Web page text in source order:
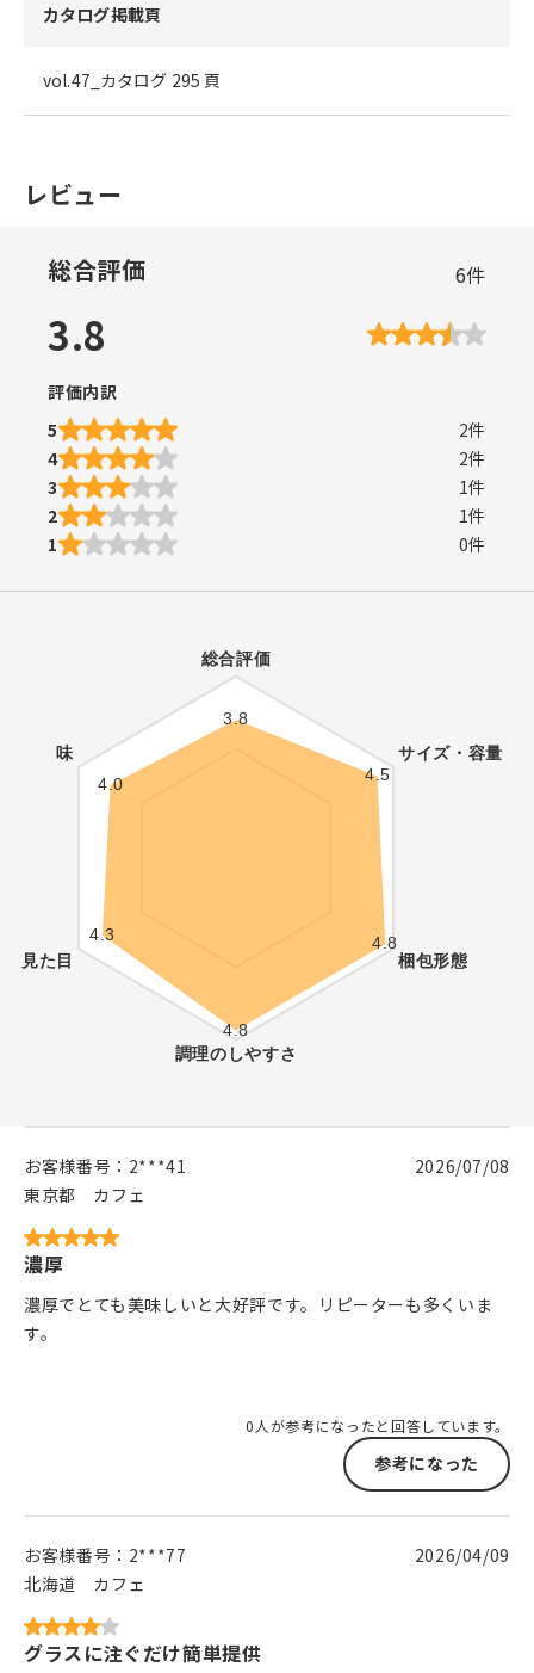
カタログ掲載頁
vol.47_カタログ 295 頁
レビュー
総合評価 6件
3.8
評価内訳
5
2件
4
2件
3
1件
2
1件
1
0件
お客様番号： 2***41
東京都
カフェ
2026/07/08
濃厚
濃厚でとても美味しいと大好評です。リピーターも多くいま
す。
0人が参考になったと回答しています。
参考になった
お客様番号： 2***77
北海道
カフェ
2026/04/09
グラスに注ぐだけ簡単提供